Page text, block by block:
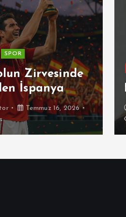
SPOR
Zirvesinde
İspanya
Temmuz 16, 2026